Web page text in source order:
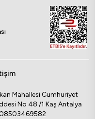
Mahallesi Cumhuriyet
No 48 /1 Kaş Antalya